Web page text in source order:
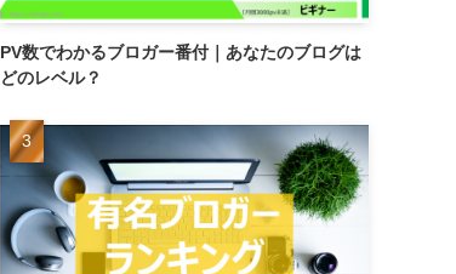
PV数でわかるブロガー番付｜あなたのブログは
どのレベル？